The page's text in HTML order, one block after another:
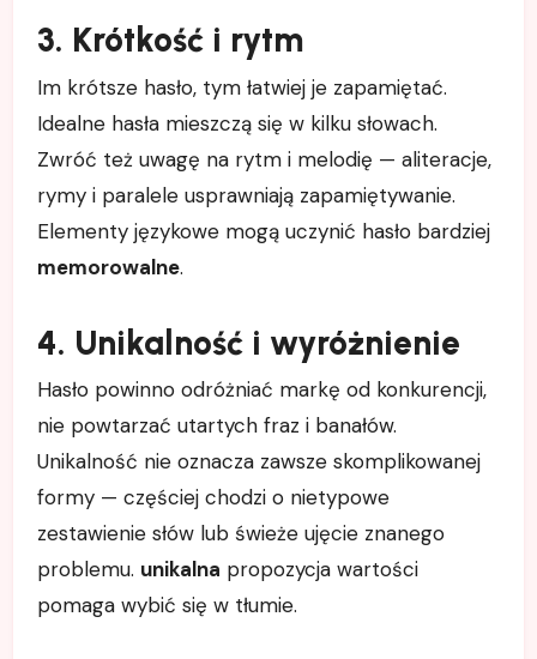
3. Krótkość i rytm
Im krótsze hasło, tym łatwiej je zapamiętać.
Idealne hasła mieszczą się w kilku słowach.
Zwróć też uwagę na rytm i melodię — aliteracje,
rymy i paralele usprawniają zapamiętywanie.
Elementy językowe mogą uczynić hasło bardziej
memorowalne.
4. Unikalność i wyróżnienie
Hasło powinno odróżniać markę od konkurencji,
nie powtarzać utartych fraz i banałów.
Unikalność nie oznacza zawsze skomplikowanej
formy — częściej chodzi o nietypowe
zestawienie słów lub świeże ujęcie znanego
problemu. unikalna propozycja wartości
pomaga wybić się w tłumie.